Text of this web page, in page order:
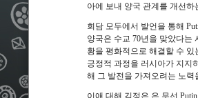
아에 보내 양국 관계를 개선
회담 모두에서 발언을 통해
양국은 수교 70년을 맞았다는
황을 평화적으로 해결할 수
긍정적 과정을 러시아가 지지
해 그 발전을 가져오려는 노력
이애 대해 김정은 은 무선